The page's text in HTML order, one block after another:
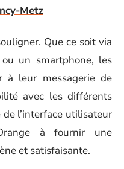
Metz
Que ce soit via
un smartphone, les
à leur messagerie de
avec les différents
l’interface utilisateur
à fournir une
et satisfaisante.